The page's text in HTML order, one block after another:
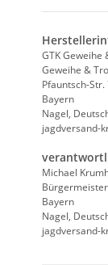
GTK Geweihe
Geweihe &
Pfauntsch-Str.
Bayern
Nagel,
jagdversand-
Michael
Bayern
Nagel,
jagdversand-